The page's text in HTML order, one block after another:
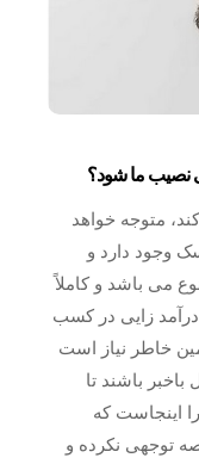
نصیب ما شود؟
متوجه خواهد
وجود دارد و
می‌ باشد و کاملاً
زایی در کسب
خاطر نیاز است
باخبر باشند تا
اینجاست که
توجهی نکرده و